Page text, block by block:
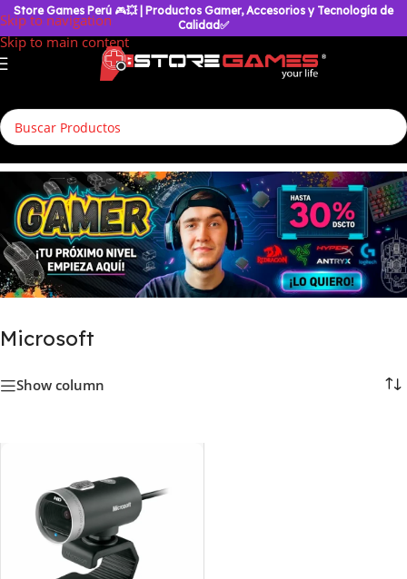
Skip to navigation
Skip to main content
Store Games Perú 🎮💥
| Productos Gamer, Accesorios y Tecnología de
Calidad✅
Microsoft
Show column